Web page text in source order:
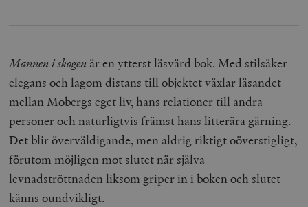
Mannen i skogen är en ytterst läsvärd bok. Med stilsäker
elegans och lagom distans till objektet växlar läsandet
mellan Mobergs eget liv, hans relationer till andra
personer och naturligtvis främst hans litterära gärning.
Det blir överväldigande, men aldrig riktigt oöverstigligt,
förutom möjligen mot slutet när själva
levnadströttnaden liksom griper in i boken och slutet
känns oundvikligt.